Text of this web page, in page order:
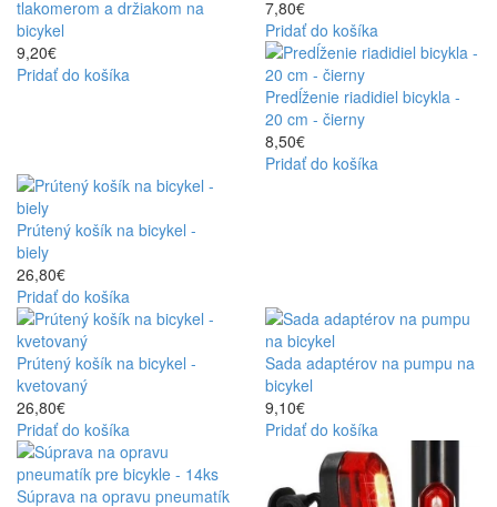
tlakomerom a držiakom na
bicykel
9,20€
Pridať do košíka
7,80€
Pridať do košíka
Predĺženie riadidiel bicykla -
20 cm - čierny
8,50€
Pridať do košíka
Prútený košík na bicykel -
biely
26,80€
Pridať do košíka
Prútený košík na bicykel -
kvetovaný
26,80€
Pridať do košíka
Sada adaptérov na pumpu na
bicykel
9,10€
Pridať do košíka
Súprava na opravu pneumatík